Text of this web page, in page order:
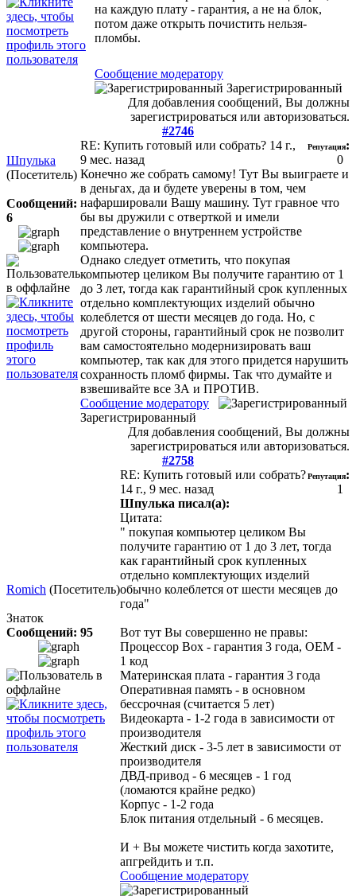
на каждую плату - гарантия, а не на блок,
потом даже открыть почистить нельзя-
пломбы.
Сообщение модератору
Зарегистрированный
Для добавления сообщений, Вы должны
зарегистрироваться или авторизоваться.
#2746
Шпулька
(Посетитель)
Сообщений:
6
RE: Купить готовый или собрать? 14 г.,
9 мес. назад
Репутация:
0
Конечно же собрать самому! Тут Вы выиграете и
в деньгах, да и будете уверены в том, чем
нафаршировали Вашу машину. Тут гравное что
бы вы дружили с отверткой и имели
представление о внутреннем устройстве
компьютера.
Однако следует отметить, что покупая
компьютер целиком Вы получите гарантию от 1
до 3 лет, тогда как гарантийный срок купленных
отдельно комплектующих изделий обычно
колеблется от шести месяцев до года. Но, с
другой стороны, гарантийный срок не позволит
вам самостоятельно модернизировать ваш
компьютер, так как для этого придется нарушить
сохранность пломб фирмы. Так что думайте и
взвешивайте все ЗА и ПРОТИВ.
Сообщение модератору
Зарегистрированный
Для добавления сообщений, Вы должны
зарегистрироваться или авторизоваться.
#2758
Romich (Посетитель)
Знаток
Сообщений: 95
RE: Купить готовый или собрать?
14 г., 9 мес. назад
Репутация:
1
Шпулька писал(а):
Цитата:
" покупая компьютер целиком Вы
получите гарантию от 1 до 3 лет, тогда
как гарантийный срок купленных
отдельно комплектующих изделий
обычно колеблется от шести месяцев до
года"
Вот тут Вы совершенно не правы:
Процессор Box - гарантия 3 года, ОЕМ -
1 код
Материнская плата - гарантия 3 года
Оперативная память - в основном
бессрочная (считается 5 лет)
Видеокарта - 1-2 года в зависимости от
производителя
Жесткий диск - 3-5 лет в зависимости от
производителя
ДВД-привод - 6 месяцев - 1 год
(ломаются крайне редко)
Корпус - 1-2 года
Блок питания отдельный - 6 месяцев.
И + Вы можете чистить когда захотите,
апгрейдить и т.п.
Сообщение модератору